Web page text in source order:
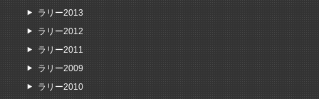
ラリー2013
ラリー2012
ラリー2011
ラリー2009
ラリー2010